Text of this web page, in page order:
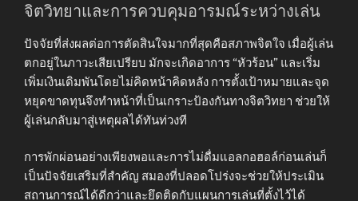
จิตวิทยาและการควบคุมอารมณ์ระหว่างเล่น
ปัจจัยที่ส่งผลต่อการตัดสินใจมากที่สุดคือสภาพจิตใจ เมื่อผู้เล่น
ตกอยู่ในภาวะเสียเปรียบ มักจะเกิดอาการ “หัวร้อน” และเริ่ม
เพิ่มเงินเดิมพันโดยไม่คิดหน้าคิดหลัง การตั้งเป้าหมายและจุด
หยุดขาดทุนจึงทำหน้าที่เป็นเกราะป้องกันทางจิตวิทยา ช่วยให้
ผู้เล่นกลับมาสู่เหตุผลได้ทันท่วงที
การพักผ่อนอย่างเพียงพอและการไม่ดื่มแอลกอฮอล์ก่อนเล่นก็
เป็นปัจจัยเสริมที่สำคัญ สมองที่ปลอดโปร่งจะช่วยให้ประเมิน
สถานการณ์ได้ดีกว่าและยึดติดกับแผนการเล่นที่ตั้งไว้ได้